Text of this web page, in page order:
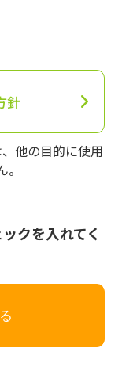
針
他の目的に使用
クを入れてく